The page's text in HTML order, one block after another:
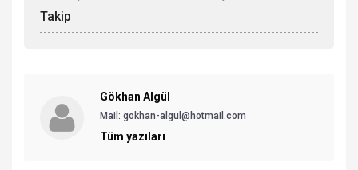
Takip
Gökhan Algül
Mail: gokhan-algul@hotmail.com
Tüm yazıları